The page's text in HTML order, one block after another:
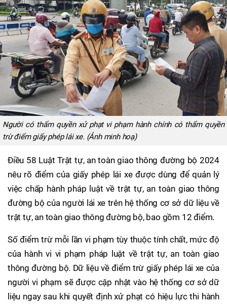
Người có thẩm quyền xử phạt vi phạm hành chính có thẩm quyền
trừ điểm giấy phép lái xe. (Ảnh minh hoạ)
Điều 58 Luật Trật tự, an toàn giao thông đường bộ 2024
nêu rõ điểm của giấy phép lái xe được dùng để quản lý
việc chấp hành pháp luật về trật tự, an toàn giao thông
đường bộ của người lái xe trên hệ thống cơ sở dữ liệu về
trật tự, an toàn giao thông đường bộ, bao gồm 12 điểm.
Số điểm trừ mỗi lần vi phạm tùy thuộc tính chất, mức độ
của hành vi vi phạm pháp luật về trật tự, an toàn giao
thông đường bộ. Dữ liệu về điểm trừ giấy phép lái xe của
người vi phạm sẽ được cập nhật vào hệ thống cơ sở dữ
liệu ngay sau khi quyết định xử phạt có hiệu lực thi hành